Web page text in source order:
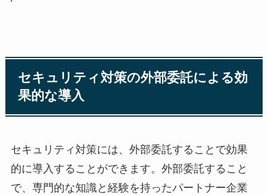
セキュリティ対策の外部委託による効
果的な導入
セキュリティ対策には、外部委託することで効果
的に導入することができます。外部委託すること
で、専門的な知識と経験を持ったパートナー企業